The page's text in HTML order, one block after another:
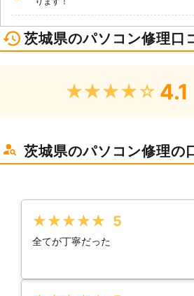
茨城県のパソコン修理口
★★★★★ 4.1
茨城県のパソコン修理の
★★★★★ 5
全てが丁寧だった